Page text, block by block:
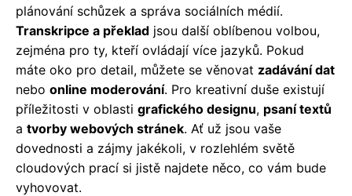
plánování schůzek a správa sociálních médií.
Transkripce a překlad jsou další oblíbenou volbou,
zejména pro ty, kteří ovládají více jazyků. Pokud
máte oko pro detail, můžete se věnovat zadávání dat
nebo online moderování. Pro kreativní duše existují
příležitosti v oblasti grafického designu, psaní textů
a tvorby webových stránek. Ať už jsou vaše
dovednosti a zájmy jakékoli, v rozlehlém světě
cloudových prací si jistě najdete něco, co vám bude
vyhovovat.